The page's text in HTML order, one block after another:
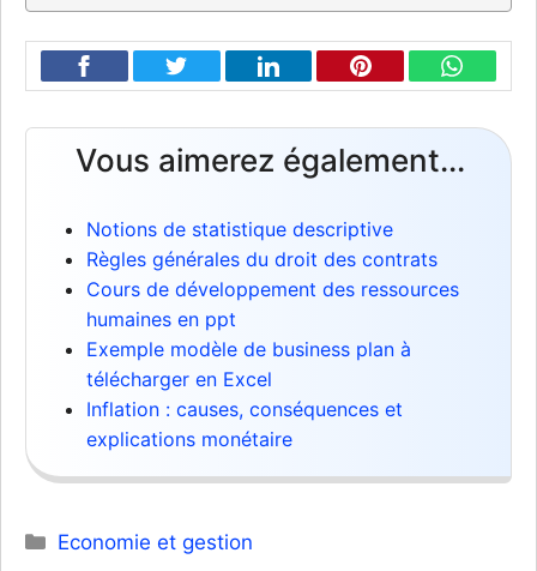
Vous aimerez également...
Notions de statistique descriptive
Règles générales du droit des contrats
Cours de développement des ressources
humaines en ppt
Exemple modèle de business plan à
télécharger en Excel
Inflation : causes, conséquences et
explications monétaire
Catégories
Economie et gestion